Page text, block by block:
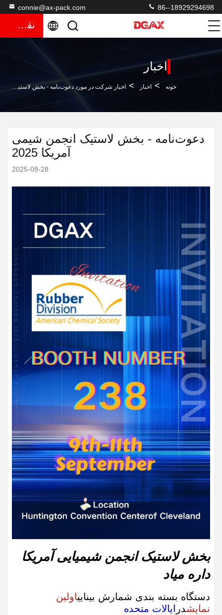
connie@ax-pack.com 86--18929294698
نقل قول
اخبار
خونه > اخبار > اخبار شرکت در مورد دعوت‌نامه - بخش لاستیک انجمن شیمی آمریکا 2025
دعوت‌نامه - بخش لاستیک انجمن شیمی
آمریکا 2025
2025-08-28
بخش لاستیک انجمن شیمیایی آمریکا
داره میاد
دستگاه بسته بندی شمارش بیناییاولین
نمایشدر ایالات متحده